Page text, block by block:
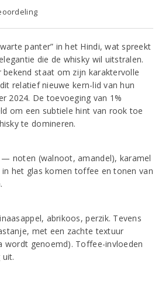
panter” in het Hindi, wat spreekt
die de whisky wil uitstralen.
bekend staat om zijn karaktervolle
relatief nieuwe kern-lid van hun
2024. De toevoeging van 1%
om een subtiele hint van rook toe
te domineren.
noten (walnoot, amandel), karamel
het glas komen toffee en tonen van
abrikoos, perzik. Tevens
met een zachte textuur
wordt genoemd). Toffee-invloeden